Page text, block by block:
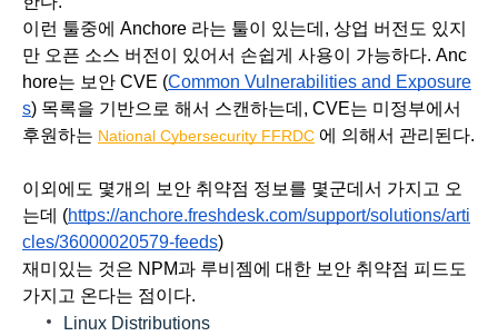
이런 툴중에 Anchore 라는 툴이 있는데, 상업 버전도 있지
만 오픈 소스 버전이 있어서 손쉽게 사용이 가능하다. Anc
hore는 보안 CVE (Common Vulnerabilities and Exposure
s) 목록을 기반으로 해서 스캔하는데, CVE는 미정부에서
후원하는 National Cybersecurity FFRDC 에 의해서 관리된다.
이외에도 몇개의 보안 취약점 정보를 몇군데서 가지고 오
는데 (https://anchore.freshdesk.com/support/solutions/arti
cles/36000020579-feeds)
재미있는 것은 NPM과 루비젬에 대한 보안 취약점 피드도
가지고 온다는 점이다.
Linux Distributions